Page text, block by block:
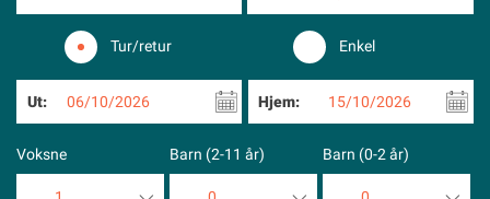
Tur/retur Enkel
Ut: 06/10/2026 Hjem: 15/10/2026
Voksne Barn (2-11 år) Barn (0-2 år)